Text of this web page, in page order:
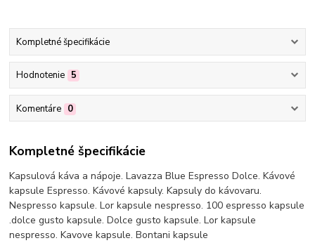
Kompletné špecifikácie
Hodnotenie 5
Komentáre 0
Kompletné špecifikácie
Kapsulová káva a nápoje. Lavazza Blue Espresso Dolce. Kávové
kapsule Espresso. Kávové kapsuly. Kapsuly do kávovaru.
Nespresso kapsule. Lor kapsule nespresso. 100 espresso kapsule
.dolce gusto kapsule. Dolce gusto kapsule. Lor kapsule
nespresso. Kavove kapsule. Bontani kapsule